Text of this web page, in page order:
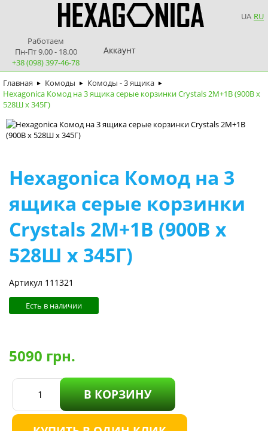
UA RU
Работаем
Пн-Пт 9.00 - 18.00
+38 (098) 397-46-78
Аккаунт
Главная ► Комоды ► Комоды - 3 ящика ►
Hexagonica Комод на 3 ящика серые корзинки Crystals 2М+1В (900В х
528Ш х 345Г)
Hexagonica Комод на 3
ящика серые корзинки
Crystals 2М+1В (900В х
528Ш х 345Г)
Артикул 111321
Есть в наличии
5090 грн.
В КОРЗИНУ